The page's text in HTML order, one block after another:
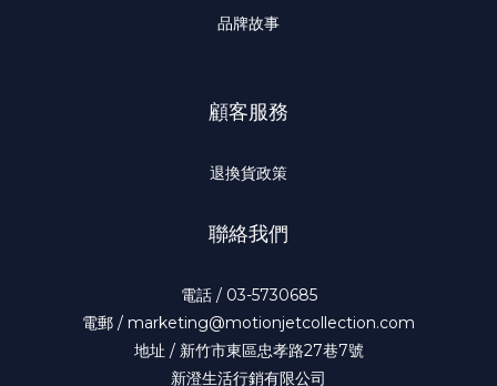
品牌故事
顧客服務
退換貨政策
聯絡我們
電話 / 03-5730685
電郵 / marketing@motionjetcollection.com
地址 / 新竹市東區忠孝路27巷7號
新澄生活行銷有限公司